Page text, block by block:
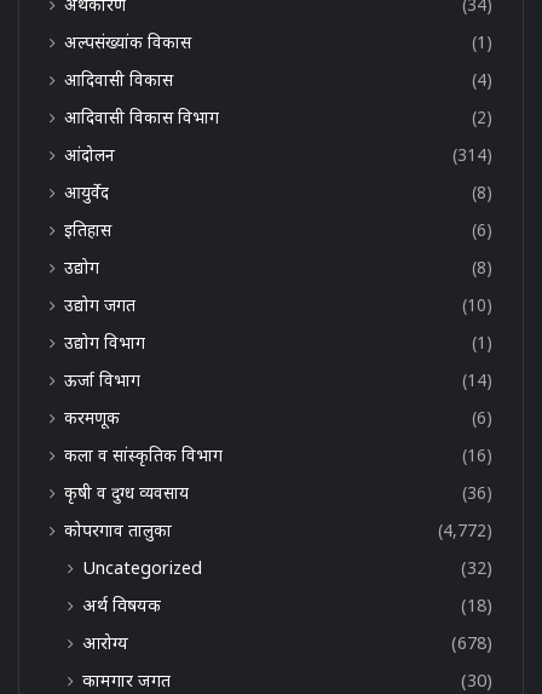
अर्थकारण
(34)
अल्पसंख्यांक विकास
(1)
आदिवासी विकास
(4)
आदिवासी विकास विभाग
(2)
आंदोलन
(314)
आयुर्वेद
(8)
इतिहास
(6)
उद्योग
(8)
उद्योग जगत
(10)
उद्योग विभाग
(1)
ऊर्जा विभाग
(14)
करमणूक
(6)
कला व सांस्कृतिक विभाग
(16)
कृषी व दुग्ध व्यवसाय
(36)
कोपरगाव तालुका
(4,772)
Uncategorized
(32)
अर्थ विषयक
(18)
आरोग्य
(678)
कामगार जगत
(30)